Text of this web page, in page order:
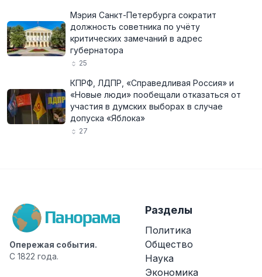
Мэрия Санкт-Петербурга сократит
должность советника по учёту
критических замечаний в адрес
губернатора
25
КПРФ, ЛДПР, «Справедливая Россия» и
«Новые люди» пообещали отказаться от
участия в думских выборах в случае
допуска «Яблока»
27
Опережая события.
С 1822 года.
Разделы
Политика
Общество
Наука
Экономика